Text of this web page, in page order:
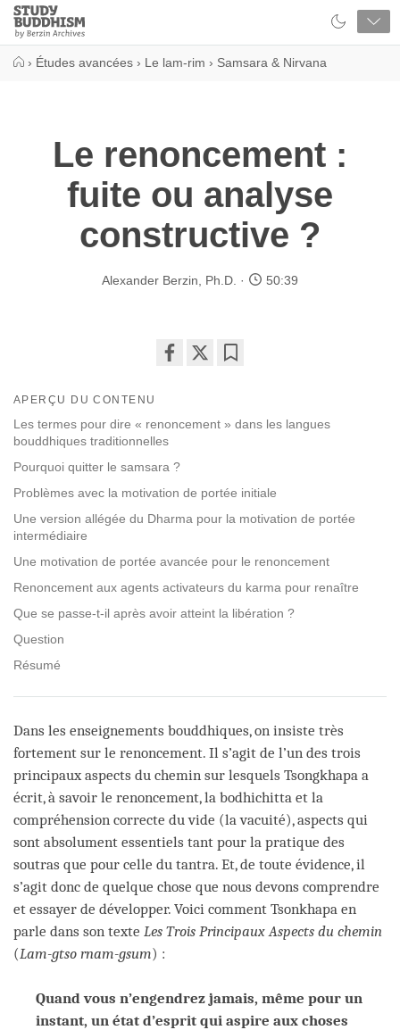
Close
Study
Buddhism
Home
› Études avancées › Le lam-rim › Samsara & Nirvana
Le renoncement :
fuite ou analyse
constructive ?
Alexander Berzin, Ph.D. 50:39
APERÇU DU CONTENU
Les termes pour dire « renoncement » dans les langues
bouddhiques traditionnelles
Pourquoi quitter le samsara ?
Problèmes avec la motivation de portée initiale
Une version allégée du Dharma pour la motivation de portée
intermédiaire
Une motivation de portée avancée pour le renoncement
Renoncement aux agents activateurs du karma pour renaître
Que se passe-t-il après avoir atteint la libération ?
Question
Résumé
Dans les enseignements bouddhiques, on insiste très
fortement sur le renoncement. Il s’agit de l’un des trois
principaux aspects du chemin sur lesquels Tsongkhapa a
écrit, à savoir le renoncement, la bodhichitta et la
compréhension correcte du vide (la vacuité), aspects qui
sont absolument essentiels tant pour la pratique des
soutras que pour celle du tantra. Et, de toute évidence, il
s’agit donc de quelque chose que nous devons comprendre
et essayer de développer. Voici comment Tsonkhapa en
parle dans son texte Les Trois Principaux Aspects du chemin
(Lam-gtso rnam-gsum) :
Quand vous n’engendrez jamais, même pour un
instant, un état d’esprit qui aspire aux choses